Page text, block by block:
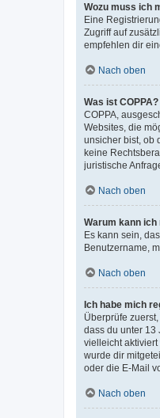
Wozu muss ich
Eine
Zugriff auf
empfehlen dir
Nach oben
Was ist COPPA?
COPPA,
Websites, die
unsicher bist, ob
keine
juristische
Nach oben
Warum kann
Es kann sein,
Benutzername,
Nach oben
Ich habe mich
Überprüfe
dass du unter 13
vielleicht
wurde dir
oder die E-Mail
Nach oben